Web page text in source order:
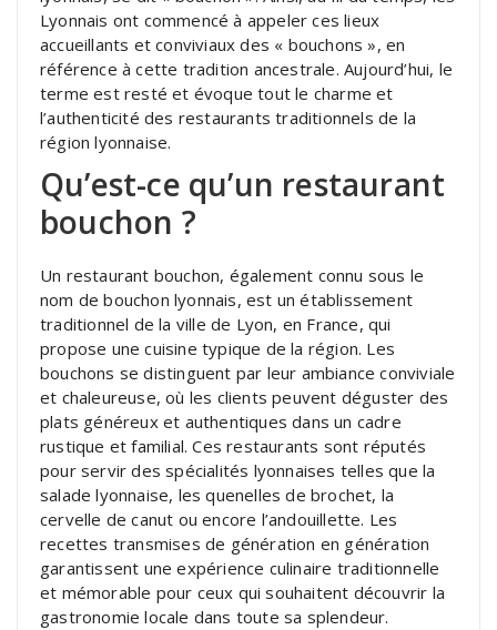
Lyonnais ont commencé à appeler ces lieux
accueillants et conviviaux des « bouchons », en
référence à cette tradition ancestrale. Aujourd’hui, le
terme est resté et évoque tout le charme et
l’authenticité des restaurants traditionnels de la
région lyonnaise.
Qu’est-ce qu’un restaurant
bouchon ?
Un restaurant bouchon, également connu sous le
nom de bouchon lyonnais, est un établissement
traditionnel de la ville de Lyon, en France, qui
propose une cuisine typique de la région. Les
bouchons se distinguent par leur ambiance conviviale
et chaleureuse, où les clients peuvent déguster des
plats généreux et authentiques dans un cadre
rustique et familial. Ces restaurants sont réputés
pour servir des spécialités lyonnaises telles que la
salade lyonnaise, les quenelles de brochet, la
cervelle de canut ou encore l’andouillette. Les
recettes transmises de génération en génération
garantissent une expérience culinaire traditionnelle
et mémorable pour ceux qui souhaitent découvrir la
gastronomie locale dans toute sa splendeur.